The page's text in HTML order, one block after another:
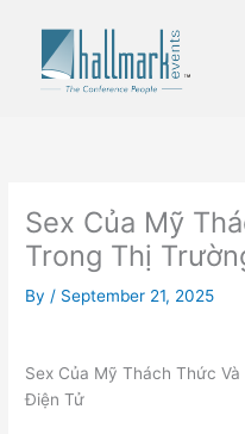
content
Sex Của Mỹ
Trong Thị
By/ September 21, 2025
Sex Của Mỹ Thách Thức
Điện Tử